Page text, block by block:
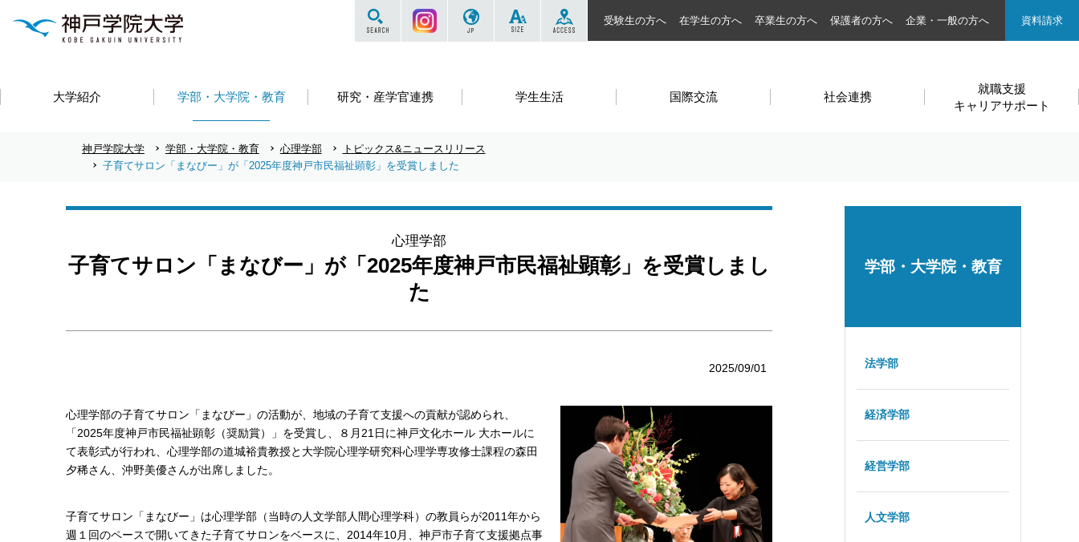
大学紹介 学部・大学院・教育 研究・産学官連携 学生生活 国際交流 社会連携
就職支援
キャリアサポート
サイト内を検索する
Instagram SIZE
受験生の方へ 在学生の方へ 卒業生の方へ 保護者の方へ 企業・一般の方へ 資料請求
神戸学院大学 学部・大学院・教育 心理学部
トピックス&ニュースリリース
子育てサロン「まなびー」が「2025年度神戸市民福祉顕彰」を受賞しました
心理学部
子育てサロン「まなびー」が「2025年度神戸市民福祉顕彰」を受賞しまし
た
2025/09/01
心理学部の子育てサロン「まなびー」の活動が、地域の子育て支援への貢献が認められ、
「2025年度神戸市民福祉顕彰（奨励賞）」を受賞し、８月21日に神戸文化ホール 大ホールに
て表彰式が行われ、心理学部の道城裕貴教授と大学院心理学研究科心理学専攻修士課程の森田
夕稀さん、沖野美優さんが出席しました。
子育てサロン「まなびー」は心理学部（当時の人文学部人間心理学科）の教員らが2011年から
週１回のペースで開いてきた子育てサロンをベースに、2014年10月、神戸市子育て支援拠点事
学部・大学院・教育
法学部
経済学部
経営学部
人文学部